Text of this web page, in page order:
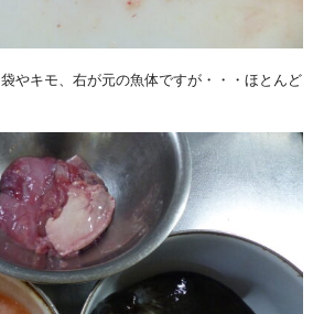
やキモ、右が元の魚体ですが・・・ほとんど